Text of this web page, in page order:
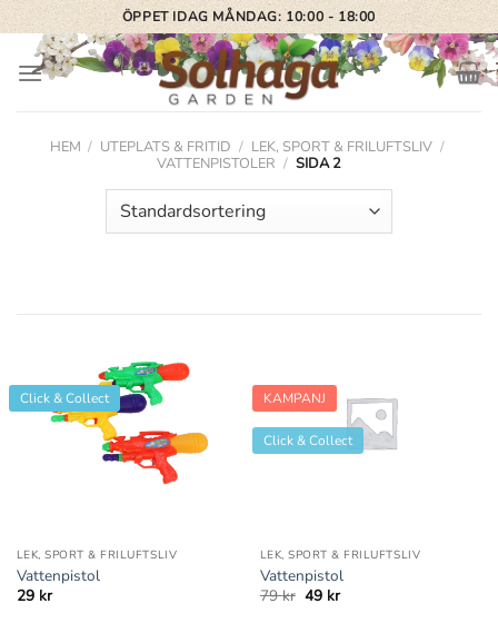
Skip
to
content
ÖPPET IDAG MÅNDAG: 10:00 - 18:00
HEM / UTEPLATS & FRITID / LEK, SPORT & FRILUFTSLIV /
VATTENPISTOLER / SIDA 2
Click & Collect
LEK, SPORT & FRILUFTSLIV
Vattenpistol
29 kr
KAMPANJ
Click & Collect
LEK, SPORT & FRILUFTSLIV
Vattenpistol
79kr Det
49 krDet